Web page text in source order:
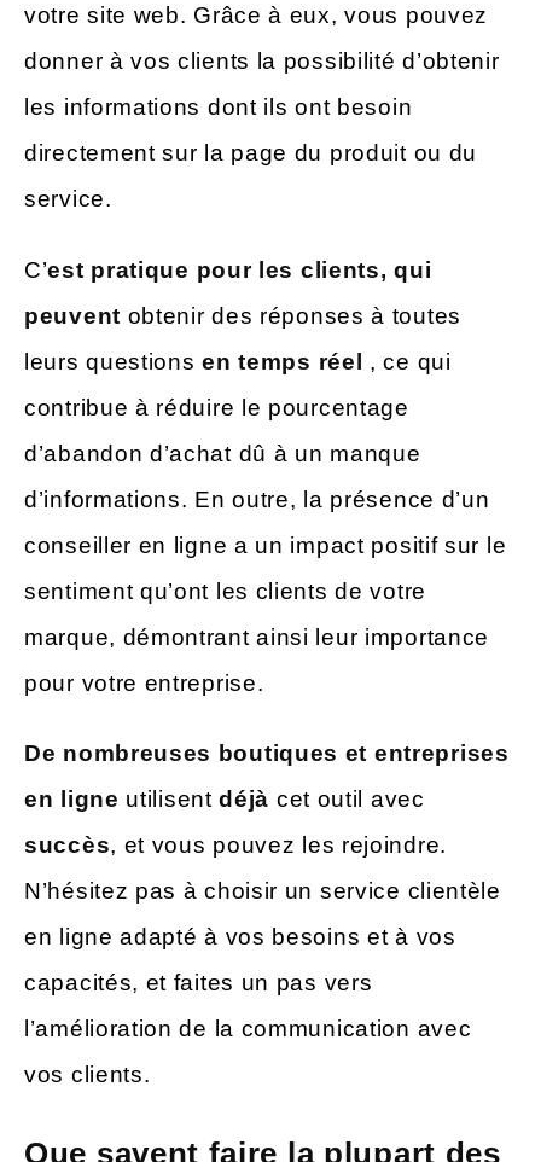
votre site web. Grâce à eux, vous pouvez
donner à vos clients la possibilité d’obtenir
les informations dont ils ont besoin
directement sur la page du produit ou du
service.
C’est pratique pour les clients, qui
peuvent obtenir des réponses à toutes
leurs questionsen temps réel , ce qui
contribue à réduire le pourcentage
d’abandon d’achat dû à un manque
d’informations. En outre, la présence d’un
conseiller en ligne a un impact positif sur le
sentiment qu’ont les clients de votre
marque, démontrant ainsi leur importance
pour votre entreprise.
De nombreuses boutiques et entreprises
en ligne utilisentdéjà cet outil avec
succès, et vous pouvez les rejoindre.
N’hésitez pas à choisir un service clientèle
en ligne adapté à vos besoins et à vos
capacités, et faites un pas vers
l’amélioration de la communication avec
vos clients.
Que savent faire la plupart des